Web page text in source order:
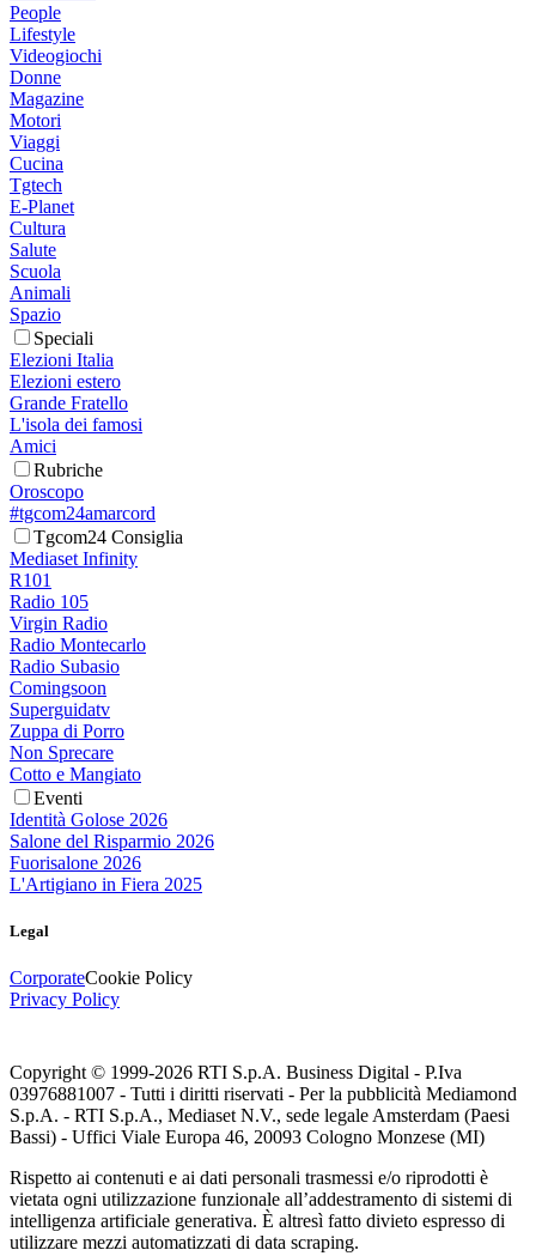
People
Lifestyle
Videogiochi
Donne
Magazine
Motori
Viaggi
Cucina
Tgtech
E-Planet
Cultura
Salute
Scuola
Animali
Spazio
Speciali
Elezioni Italia
Elezioni estero
Grande Fratello
L'isola dei famosi
Amici
Rubriche
Oroscopo
#tgcom24amarcord
Tgcom24 Consiglia
Mediaset Infinity
R101
Radio 105
Virgin Radio
Radio Montecarlo
Radio Subasio
Comingsoon
Superguidatv
Zuppa di Porro
Non Sprecare
Cotto e Mangiato
Eventi
Identità Golose 2026
Salone del Risparmio 2026
Fuorisalone 2026
L'Artigiano in Fiera 2025
Legal
CorporateCookie Policy
Privacy Policy
Copyright © 1999-2026 RTI S.p.A. Business Digital - P.Iva
03976881007 - Tutti i diritti riservati - Per la pubblicità Mediamond
S.p.A. - RTI S.p.A., Mediaset N.V., sede legale Amsterdam (Paesi
Bassi) - Uffici Viale Europa 46, 20093 Cologno Monzese (MI)
Rispetto ai contenuti e ai dati personali trasmessi e/o riprodotti è
vietata ogni utilizzazione funzionale all’addestramento di sistemi di
intelligenza artificiale generativa. È altresì fatto divieto espresso di
utilizzare mezzi automatizzati di data scraping.